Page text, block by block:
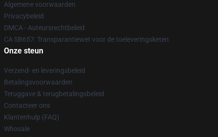
Algemene voorwaarden
Privacybeleid
DMCA - Auteursrechtbeleid
CA SB657: Transparantiewet voor de toeleveringsketen
Onze steun
Verzend- en leveringsbeleid
Betalingsvoorwaarden
Teruggave & terugbetalingsbeleid
Contacteer ons
Klantenhulp (FAQ)
Whosale